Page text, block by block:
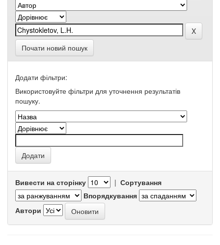
Почати новий пошук
Додати фільтри:
Використовуйте фільтри для уточнення результатів
пошуку.
Вивести на сторінку | Сортування
Впорядкування
Автори